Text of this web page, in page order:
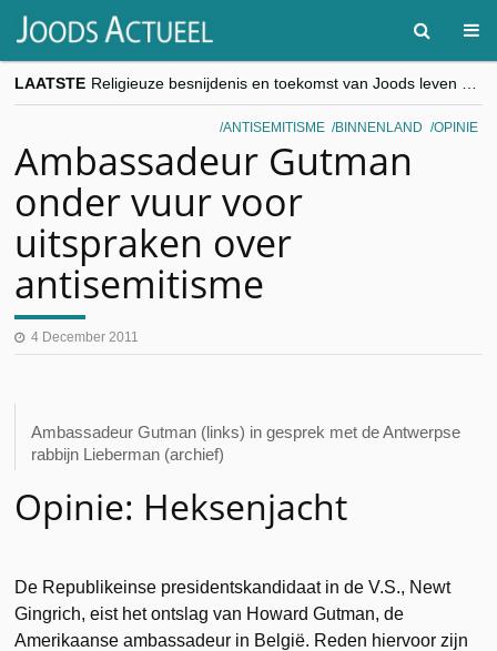
LAATSTE
“Besnijdenisdebat toont hoe moeilijk seculiere Westen minderheden begrijpt”, Jinnih Beels (Vooruit)
CITYTRIP | ROEMENIË – Boekarest: de verrassing van Oost-Europa
ANTISEMITISME BINNENLAND OPINIE
Ambassadeur Gutman
onder vuur voor
uitspraken over
antisemitisme
4 December 2011
Ambassadeur Gutman (links) in gesprek met de Antwerpse
rabbijn Lieberman (archief)
Opinie: Heksenjacht
De Republikeinse presidentskandidaat in de V.S., Newt
Gingrich, eist het ontslag van Howard Gutman, de
Amerikaanse ambassadeur in België. Reden hiervoor zijn